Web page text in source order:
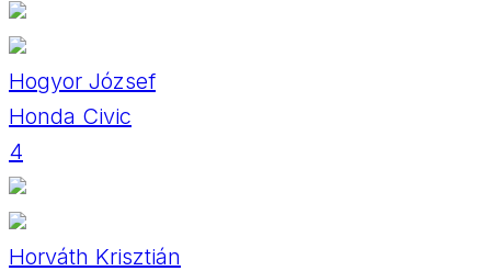
Hogyor József
Honda Civic
4
Horváth Krisztián